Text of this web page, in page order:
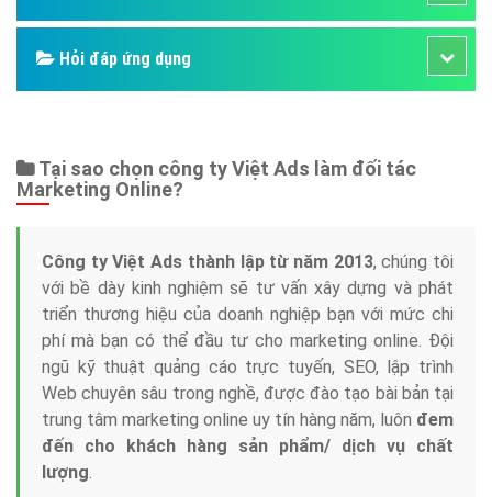
Hỏi đáp ứng dụng
Tại sao chọn công ty Việt Ads làm đối tác
Marketing Online?
Công ty Việt Ads thành lập từ năm 2013, chúng tôi
với bề dày kinh nghiệm sẽ tư vấn xây dựng và phát
triển thương hiệu của doanh nghiệp bạn với mức chi
phí mà bạn có thể đầu tư cho marketing online. Đội
ngũ kỹ thuật quảng cáo trực tuyến, SEO, lập trình
Web chuyên sâu trong nghề, được đào tạo bài bản tại
trung tâm marketing online uy tín hàng năm, luôn đem
đến cho khách hàng sản phẩm/ dịch vụ chất
lượng.